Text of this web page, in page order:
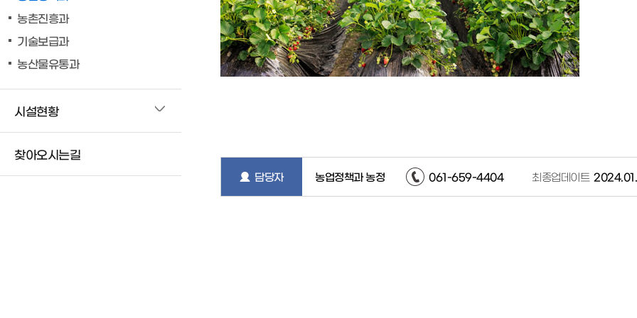
농촌진흥과
기술보급과
농산물유통과
시설현황
찾아오시는길
담당자 농업정책과 농정 061-659-4404 최종업데이트